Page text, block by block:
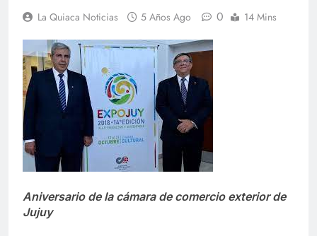
La Quiaca Noticias 5 Años Ago 0 14 Mins
Aniversario de la cámara de comercio exterior de
Jujuy